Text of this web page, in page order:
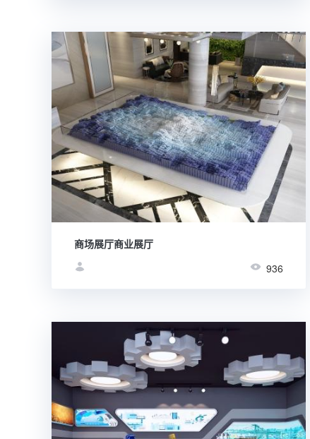
商场展厅商业展厅
936